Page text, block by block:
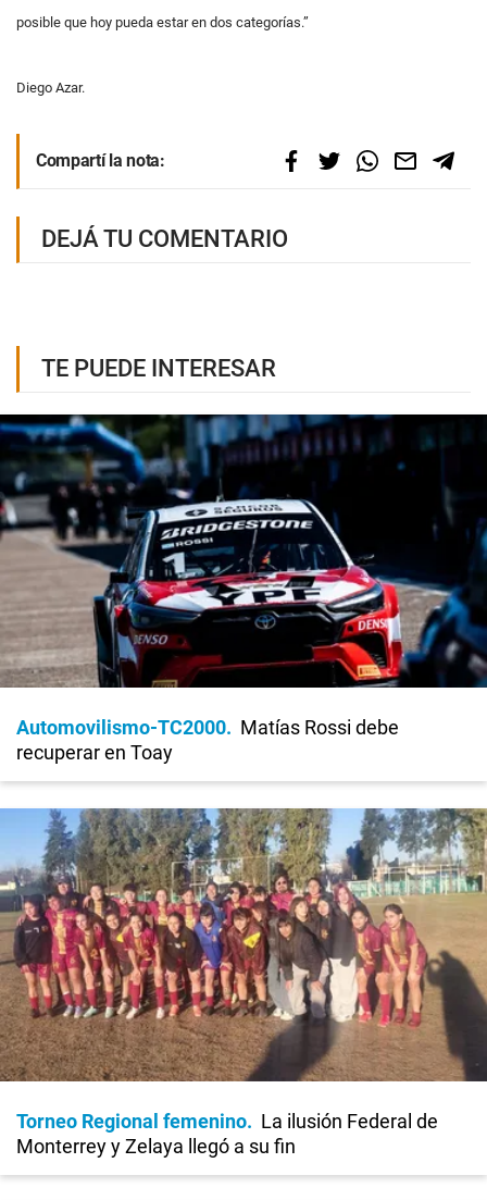
posible que hoy pueda estaren dos categorías.”
Diego Azar.
Compartí la nota:
DEJÁ TU COMENTARIO
TE PUEDE INTERESAR
Automovilismo-TC2000
Matías Rossi debe
recuperar en Toay
Torneo Regional femenino
La ilusión Federal de
Monterrey y Zelaya llegó a su fin